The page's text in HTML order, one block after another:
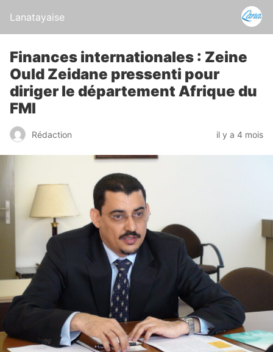
Lanatayaise
Finances internationales : Zeine
Ould Zeidane pressenti pour
diriger le département Afrique du
FMI
Rédaction il y a 4 mois